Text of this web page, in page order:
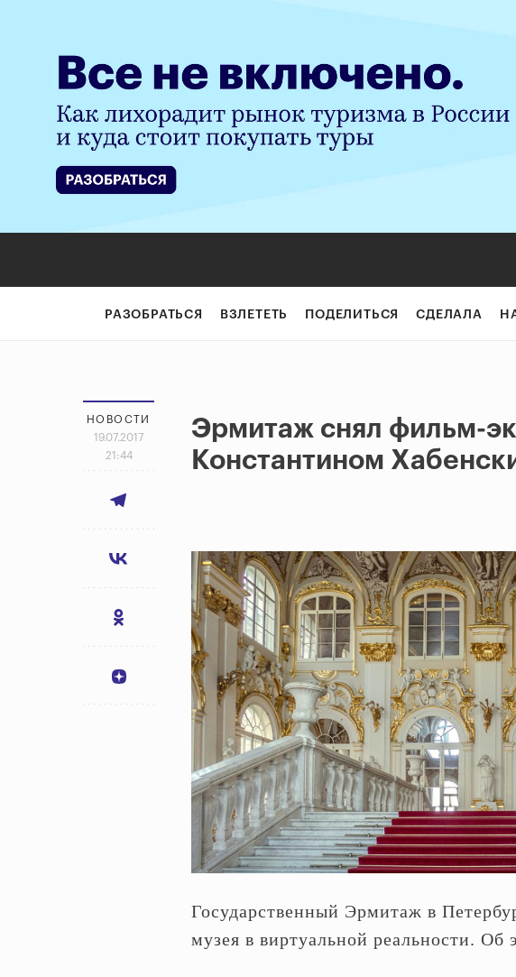
РАЗОБРАТЬСЯ ВЗЛЕТЕТЬ ПОДЕЛИТЬСЯ СДЕЛАЛА
НОВОСТИ
19.07.2017
21:44
Эрмитаж снял фильм-
Константином
Государственный Эрмитаж в
музея в виртуальной реальности. Об